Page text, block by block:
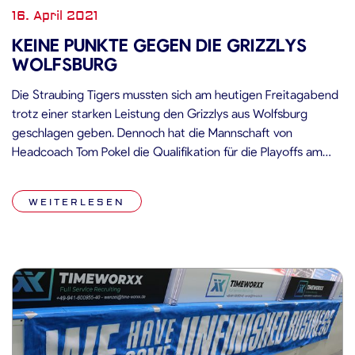
16. April 2021
KEINE PUNKTE GEGEN DIE GRIZZLYS
WOLFSBURG
Die Straubing Tigers mussten sich am heutigen Freitagabend
trotz einer starken Leistung den Grizzlys aus Wolfsburg
geschlagen geben. Dennoch hat die Mannschaft von
Headcoach Tom Pokel die Qualifikation für die Playoffs am
der ersten Wechsel der Partie war zunächst vorsichtiges
Abtasten angesagt, nach etwa fünf Minuten nahm […]
WEITERLESEN